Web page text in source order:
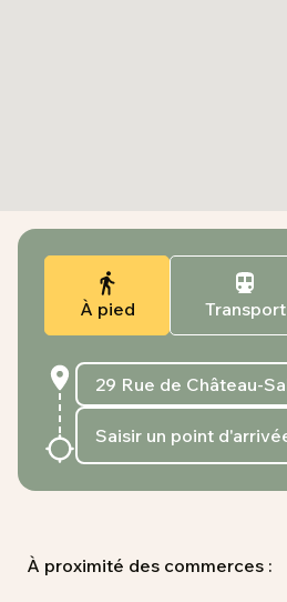
À pied Transport
À proximité des commerces :